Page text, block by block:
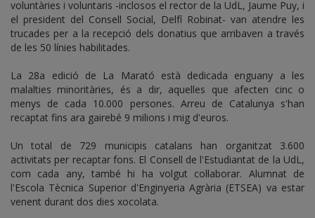
voluntàries i voluntaris -inclosos el rector de la UdL, Jaume Puy, i
el president del Consell Social, Delfí Robinat- van atendre les
trucades per a la recepció dels donatius que arribaven a través
de les 50 línies habilitades.
La 28a edició de La Marató està dedicada enguany a les
malalties minoritàries, és a dir, aquelles que afecten cinc o
menys de cada 10.000 persones. Arreu de Catalunya s'han
recaptat fins ara gairebé 9 milions i mig d'euros.
Un total de 729 municipis catalans han organitzat 3.600
activitats per recaptar fons. El Consell de l'Estudiantat de la UdL,
com cada any, també hi ha volgut col·laborar. Alumnat de
l'Escola Tècnica Superior d'Enginyeria Agrària (ETSEA) va estar
venent durant dos dies xocolata.